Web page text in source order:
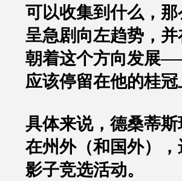
可以收集到什么，
呈急剧向左趋势，
朝着这个方向发展
应该停留在他的桂冠
具体来说，德桑蒂
在州外（和国外）
影子竞选活动。